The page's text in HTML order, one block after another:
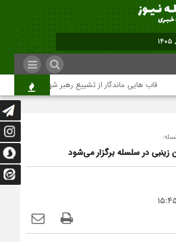
قاب هایی ماندگار از تشییع رهبر شهید در تهران
زینبی در سلسله برگزار می‌شود